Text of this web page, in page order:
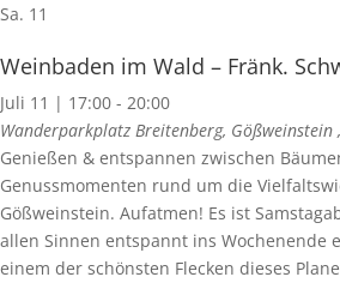
Sa. 11
Weinbaden im Wald – Fränk.
Juli 11 | 17:00 - 20:00
Wanderparkplatz Breitenberg, Gößweinstein
Genießen & entspannen zwischen
Genussmomenten rund um die
Gößweinstein. Aufatmen! Es ist
allen Sinnen entspannt ins Wochenende
einem der schönsten Flecken dieses